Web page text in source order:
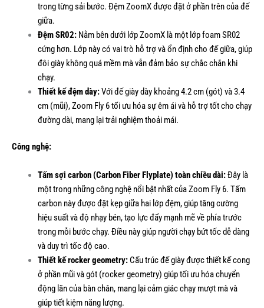
trong từng sải bước. Đệm ZoomX được đặt ở phần trên của đế
giữa.
Đệm SR02:Nằm bên dưới lớp ZoomX là một lớp foam SR02
cứng hơn. Lớp này có vai trò hỗ trợ và ổn định cho đế giữa, giúp
đôi giày không quá mềm mà vẫn đảm bảo sự chắc chắn khi
chạy.
Thiết kế đệm dày:Với đế giày dày khoảng 4.2 cm (gót) và 3.4
cm (mũi), Zoom Fly 6 tối ưu hóa sự êm ái và hỗ trợ tốt cho chạy
đường dài, mang lại trải nghiệm thoải mái.
Công nghệ:
Tấm sợi carbon (Carbon Fiber Flyplate) toàn chiều dài:Đây là
một trong những công nghệ nổi bật nhất của Zoom Fly 6. Tấm
carbon này được đặt kẹp giữa hai lớp đệm, giúp tăng cường
hiệu suất và độ nhạy bén, tạo lực đẩy mạnh mẽ về phía trước
trong mỗi bước chạy. Điều này giúp người chạy bứt tốc dễ dàng
và duy trì tốc độ cao.
Thiết kế rocker geometry:Cấu trúc đế giày được thiết kế cong
ở phần mũi và gót (rocker geometry) giúp tối ưu hóa chuyển
động lăn của bàn chân, mang lại cảm giác chạy mượt mà và
giúp tiết kiệm năng lượng.